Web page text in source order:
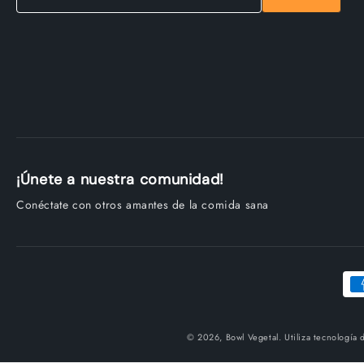
¡Únete a nuestra comunidad!
Conéctate con otros amantes de la comida sana
© 2026, Bowl Vegetal. Utiliza tecnología